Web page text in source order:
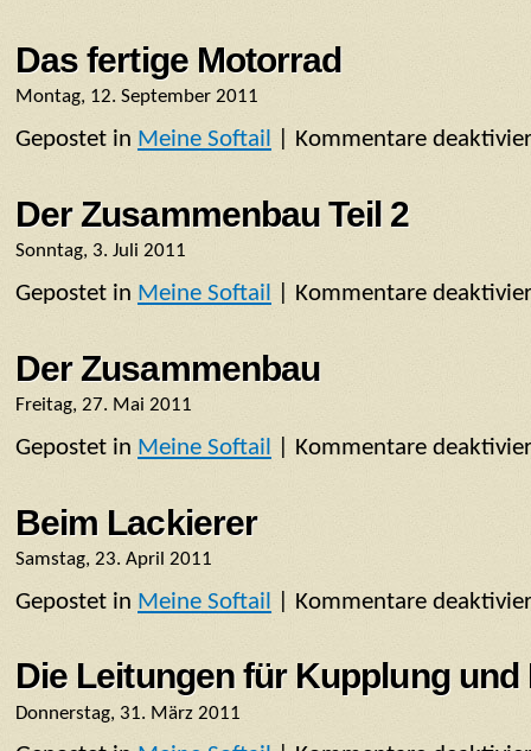
Das fertige Motorrad
Montag, 12. September 2011
Gepostet in Meine Softail Kommentare
Der Zusammenbau Teil 2
Sonntag, 3. Juli 2011
Gepostet in Meine Softail Kommentare
Der Zusammenbau
Freitag, 27. Mai 2011
Gepostet in Meine Softail Kommentare
Beim Lackierer
Samstag, 23. April 2011
Gepostet in Meine Softail Kommentare
Die Leitungen für Kupplung und
Donnerstag, 31. März 2011